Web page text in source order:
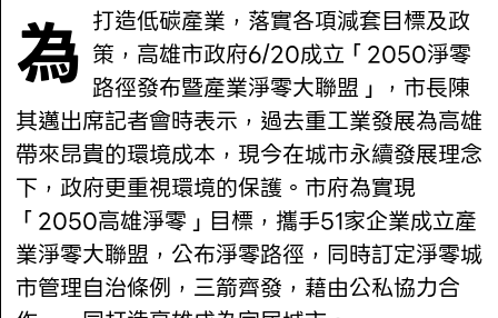
為打造低碳產業，落實各項減套目標及政 策，高雄市政府6/20成立「2050淨零
路徑發布暨產業淨零大聯盟」，市長陳
其邁出席記者會時表示，過去重工業發展為高雄
帶來昂貴的環境成本，現今在城市永續發展理念
下，政府更重視環境的保護。市府為實現
「2050高雄淨零」目標，攜手51家企業成立產
業淨零大聯盟，公布淨零路徑，同時訂定淨零城
市管理自治條例，三箭齊發，藉由公私協力合